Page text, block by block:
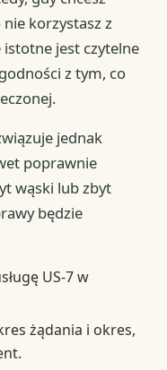
korzystasz z
jest czytelne
z tym, co
jednak
poprawnie
wąski lub zbyt
będzie
US-7 w
żądania i okres,